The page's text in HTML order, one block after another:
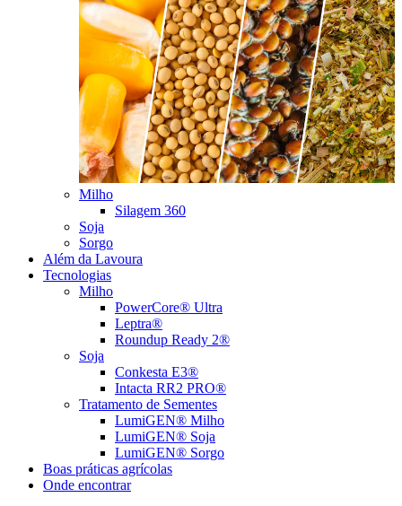
Milho
Silagem 360
Soja
Sorgo
Além da Lavoura
Tecnologias
Milho
PowerCore® Ultra
Leptra®
Roundup Ready 2®
Soja
Conkesta E3®
Intacta RR2 PRO®
Tratamento de Sementes
LumiGEN® Milho
LumiGEN® Soja
LumiGEN® Sorgo
Boas práticas agrícolas
Onde encontrar